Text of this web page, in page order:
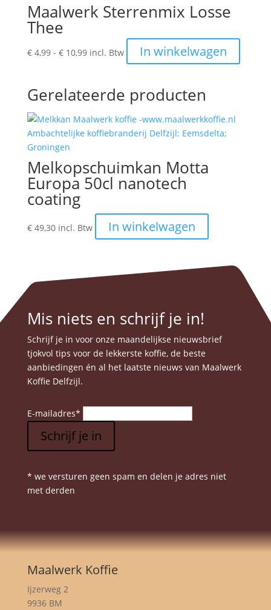
Maalwerk Sterrenmix Losse
Thee
€4,99 - €10,99Prijsklasse:
€ 10,99
incl. Btw In winkelwagen
product
Gerelateerde producten
Melkopschuimkan Motta
Europa 50cl nanotech
coating
€49,30 incl. Btw In winkelwagen
Mis niets en schrijf je in!
Schrijf je in voor onze maandelijkse nieuwsbrief
tjokvol tips voor de lekkerste koffie, de beste
aanbiedingen én al het laatste nieuws van Maalwerk
Koffie Delfzijl.
E-mailadres*
Schrijf je in
* we versturen geen spam en delen je adres niet
met derden
Maalwerk Koffie
Ijzerweg 2
9936 BM